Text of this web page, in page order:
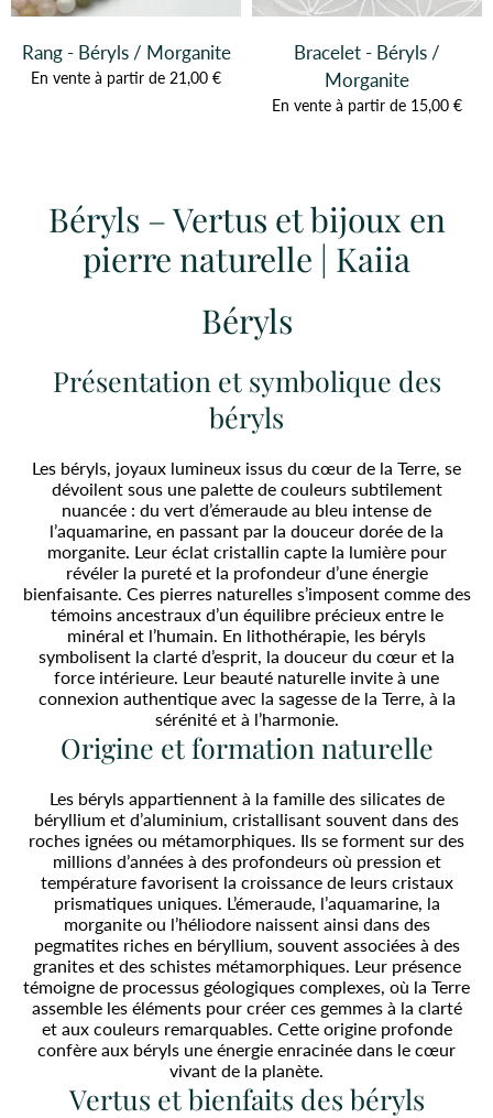
Rang - Béryls / Morganite
En vente à partir de 21,00 €
Bracelet - Béryls /
Morganite
En vente à partir de 15,00 €
Béryls – Vertus et bijoux en
pierre naturelle | Kaiia
Béryls
Présentation et symbolique des
béryls
Les béryls, joyaux lumineux issus du cœur de la Terre, se
dévoilent sous une palette de couleurs subtilement
nuancée : du vert d’émeraude au bleu intense de
l’aquamarine, en passant par la douceur dorée de la
morganite. Leur éclat cristallin capte la lumière pour
révéler la pureté et la profondeur d’une énergie
bienfaisante. Ces pierres naturelles s’imposent comme des
témoins ancestraux d’un équilibre précieux entre le
minéral et l’humain. En lithothérapie, les béryls
symbolisent la clarté d’esprit, la douceur du cœur et la
force intérieure. Leur beauté naturelle invite à une
connexion authentique avec la sagesse de la Terre, à la
sérénité et à l’harmonie.
Origine et formation naturelle
Les béryls appartiennent à la famille des silicates de
béryllium et d’aluminium, cristallisant souvent dans des
roches ignées ou métamorphiques. Ils se forment sur des
millions d’années à des profondeurs où pression et
température favorisent la croissance de leurs cristaux
prismatiques uniques. L’émeraude, l’aquamarine, la
morganite ou l’héliodore naissent ainsi dans des
pegmatites riches en béryllium, souvent associées à des
granites et des schistes métamorphiques. Leur présence
témoigne de processus géologiques complexes, où la Terre
assemble les éléments pour créer ces gemmes à la clarté
et aux couleurs remarquables. Cette origine profonde
confère aux béryls une énergie enracinée dans le cœur
vivant de la planète.
Vertus et bienfaits des béryls